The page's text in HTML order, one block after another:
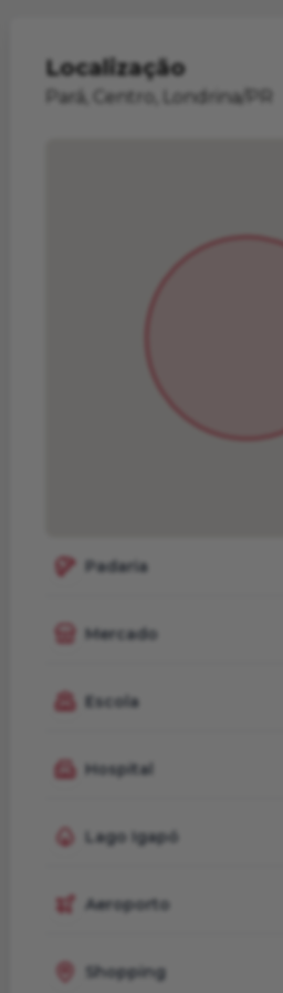
Localização
Pará, Centro, Londrina/PR
Padaria
Mercado
Escola
Hospital
Lago Igapó
Aeroporto
Shopping